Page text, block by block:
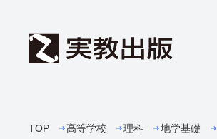
TOP 高等学校 理科 地学基礎